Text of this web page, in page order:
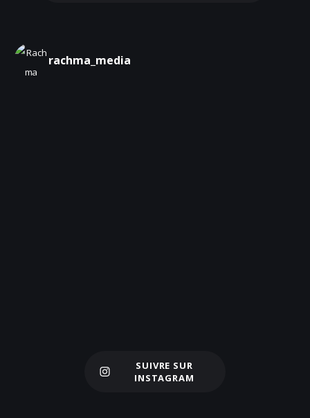
rachma_media
Charger plus
SUIVRE SUR
INSTAGRAM